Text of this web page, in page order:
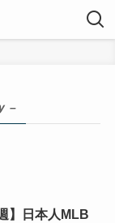
–
】日本人MLB